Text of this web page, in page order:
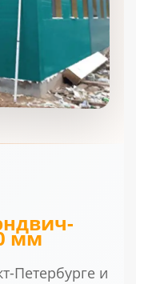
мм
Петербурге и